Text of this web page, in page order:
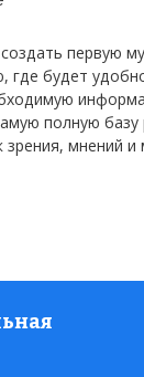
первую
где будет
полную базу
зрения, мнений и